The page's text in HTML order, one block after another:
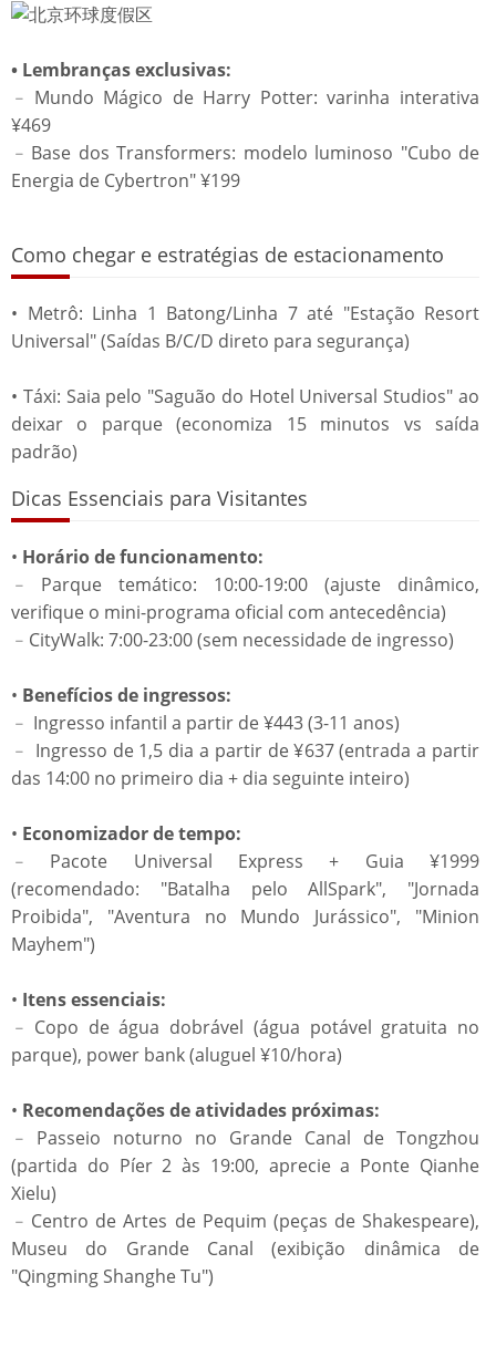
• Lembranças exclusivas:
﹣Mundo Mágico de Harry Potter: varinha interativa
¥469
﹣Base dos Transformers: modelo luminoso "Cubo de
Energia de Cybertron" ¥199
Como chegar e estratégias de estacionamento
• Metrô: Linha 1 Batong/Linha 7 até "Estação Resort
Universal" (Saídas B/C/D direto para segurança)
• Táxi: Saia pelo "Saguão do Hotel Universal Studios" ao
deixar o parque (economiza 15 minutos vs saída
padrão)
Dicas Essenciais para Visitantes
• Horário de funcionamento:
﹣Parque temático: 10:00-19:00 (ajuste dinâmico,
verifique o mini-programa oficial com antecedência)
﹣CityWalk: 7:00-23:00 (sem necessidade de ingresso)
• Benefícios de ingressos:
﹣ Ingresso infantil a partir de ¥443 (3-11 anos)
﹣ Ingresso de 1,5 dia a partir de ¥637 (entrada a partir
das 14:00 no primeiro dia + dia seguinte inteiro)
• Economizador de tempo:
﹣Pacote Universal Express + Guia ¥1999
(recomendado: "Batalha pelo AllSpark", "Jornada
Proibida", "Aventura no Mundo Jurássico", "Minion
Mayhem")
• Itens essenciais:
﹣Copo de água dobrável (água potável gratuita no
parque), power bank (aluguel ¥10/hora)
• Recomendações de atividades próximas:
﹣Passeio noturno no Grande Canal de Tongzhou
(partida do Píer 2 às 19:00, aprecie a Ponte Qianhe
Xielu)
﹣Centro de Artes de Pequim (peças de Shakespeare),
Museu do Grande Canal (exibição dinâmica de
"Qingming Shanghe Tu")